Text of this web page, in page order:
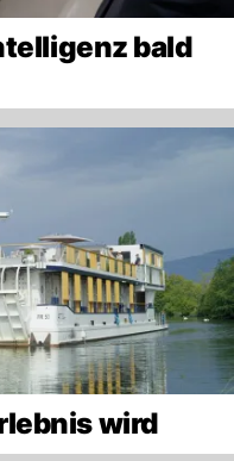
bald
wird